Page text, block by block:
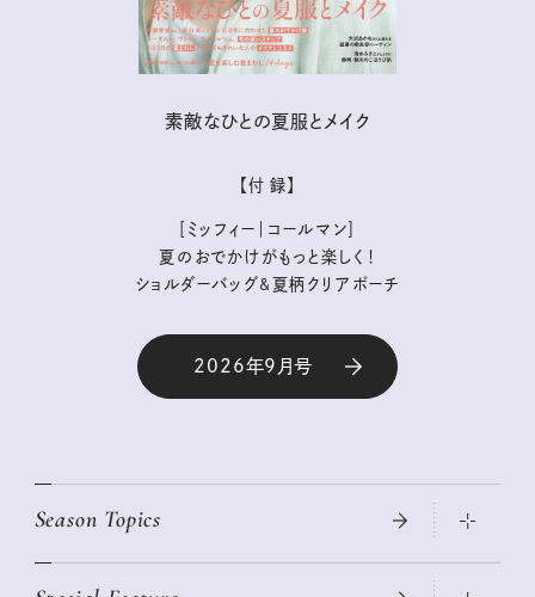
素敵なひとの夏服とメイク
【付 録】
［ミッフィー｜コールマン］
夏のおでかけがもっと楽しく！
ショルダーバッグ&夏柄クリアポーチ
2026年9月号
Season Topics